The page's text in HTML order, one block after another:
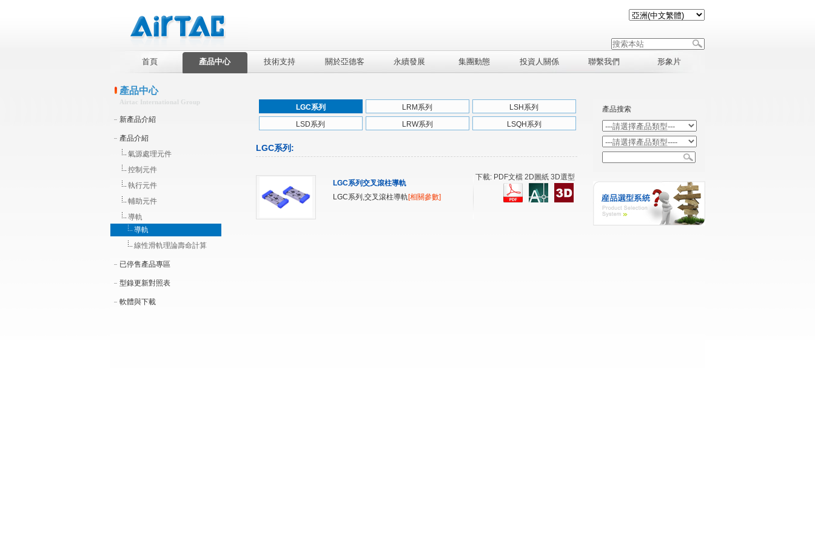
首頁 產品中心 技術支持 關於亞德客 永續發展 集團動態 投資人關係 聯繫我們 形象片
產品中心
Airtac International Group
新產品介紹
產品介紹
氣源處理元件
控制元件
執行元件
輔助元件
導軌
導軌
線性滑軌理論壽命計算
已停售產品專區
型錄更新對照表
軟體與下載
LGC系列 LRM系列
LSH系列
LSD系列
LRW系列 LSQH系列
LGC系列 :
LGC系列交叉滾柱導軌
LGC系列,交叉滾柱導軌[相關參數]
下載: PDF文檔 2D圖紙 3D選型
產品搜索